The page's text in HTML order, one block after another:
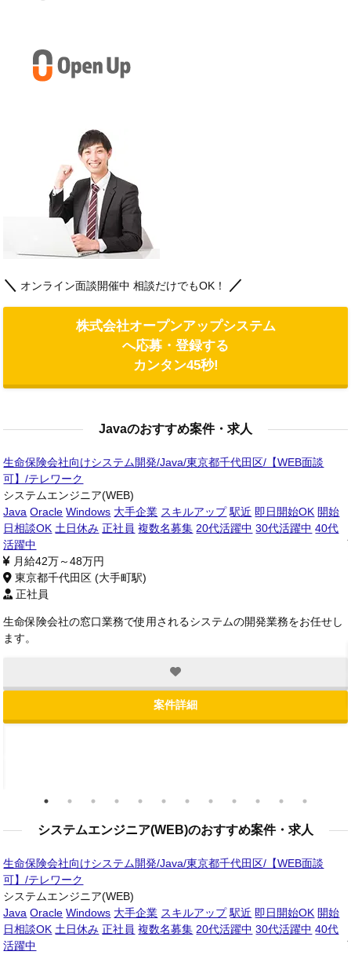
＼ オンライン面談開催中 相談だけでもOK！ ／
株式会社オープンアップシステム
へ応募・登録する
カンタン45秒!
Javaのおすすめ案件・求人
生命保険会社向けシステム開発/Java/東京都千代田区/【WEB面談
可】/テレワーク
システムエンジニア(WEB)
Java Oracle Windows 大手企業 スキルアップ 駅近 即日開始OK 開始
日相談OK 土日休み 正社員 複数名募集 20代活躍中 30代活躍中 40代
活躍中
月給42万～48万円
東京都千代田区 (大手町駅)
正社員
生命保険会社の窓口業務で使用されるシステムの開発業務をお任せし
ます。
案件詳細
システムエンジニア(WEB)のおすすめ案件・求人
生命保険会社向けシステム開発/Java/東京都千代田区/【WEB面談
可】/テレワーク
システムエンジニア(WEB)
Java Oracle Windows 大手企業 スキルアップ 駅近 即日開始OK 開始
日相談OK 土日休み 正社員 複数名募集 20代活躍中 30代活躍中 40代
活躍中